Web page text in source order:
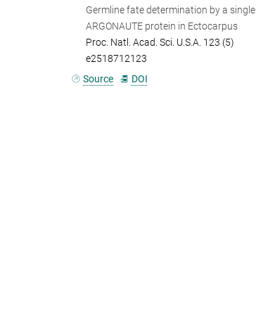
Germline fate determination by a single
ARGONAUTE protein in Ectocarpus
Proc. Natl. Acad. Sci. U.S.A. 123 (5)
e2518712123
Source
DOI